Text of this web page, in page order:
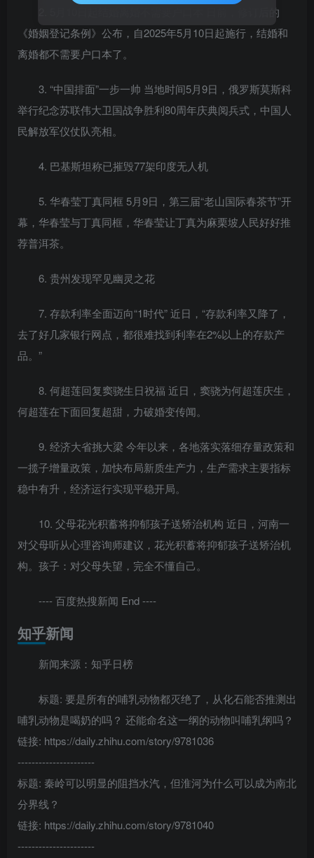
2. 5月10日起结婚离婚不需要户口本 日前，修订后的
《婚姻登记条例》公布，自2025年5月10日起施行，结婚和
离婚都不需要户口本了。
3. “中国排面”一步一帅 当地时间5月9日，俄罗斯莫斯科
举行纪念苏联伟大卫国战争胜利80周年庆典阅兵式，中国人
民解放军仪仗队亮相。
4. 巴基斯坦称已摧毁77架印度无人机
5. 华春莹丁真同框 5月9日，第三届“老山国际春茶节”开
幕，华春莹与丁真同框，华春莹让丁真为麻栗坡人民好好推
荐普洱茶。
6. 贵州发现罕见幽灵之花
7. 存款利率全面迈向“1时代” 近日，“存款利率又降了，
去了好几家银行网点，都很难找到利率在2%以上的存款产
品。”
8. 何超莲回复窦骁生日祝福 近日，窦骁为何超莲庆生，
何超莲在下面回复超甜，力破婚变传闻。
9. 经济大省挑大梁 今年以来，各地落实落细存量政策和
一揽子增量政策，加快布局新质生产力，生产需求主要指标
稳中有升，经济运行实现平稳开局。
10. 父母花光积蓄将抑郁孩子送矫治机构 近日，河南一
对父母听从心理咨询师建议，花光积蓄将抑郁孩子送矫治机
构。孩子：对父母失望，完全不懂自己。
---- 百度热搜新闻 End ----
知乎新闻
新闻来源：知乎日榜
标题: 要是所有的哺乳动物都灭绝了，从化石能否推测出
哺乳动物是喝奶的吗？ 还能命名这一纲的动物叫哺乳纲吗？
链接: https://daily.zhihu.com/story/9781036
----------------------
标题: 秦岭可以明显的阻挡水汽，但淮河为什么可以成为南北
分界线？
链接: https://daily.zhihu.com/story/9781040
----------------------